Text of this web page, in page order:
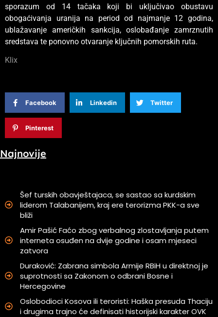
sporazum od 14 tačaka koji bi uključivao obustavu
obogaćivanja uranija na period od najmanje 12 godina,
ublažavanje američkih sankcija, oslobađanje zamrznutih
sredstava te ponovno otvaranje ključnih pomorskih ruta.
Klix
Facebook Linkedin Twitter
Pinterest
Najnovije
Šef turskih obavještajaca, se sastao sa kurdskim
liderom Talabanijem, kraj ere terorizma PKK-a sve
bliži
Amir Pašić Faćo zbog verbalnog zlostavljanja putem
interneta osuđen na dvije godine i osam mjeseci
zatvora
Duraković: Zabrana simbola Armije RBiH u direktnoj je
suprotnosti sa Zakonom o odbrani Bosne i
Hercegovine
Oslobodioci Kosova ili teroristi: Haška presuda Thaciju
i drugima trajno će definisati historijski karakter OVK